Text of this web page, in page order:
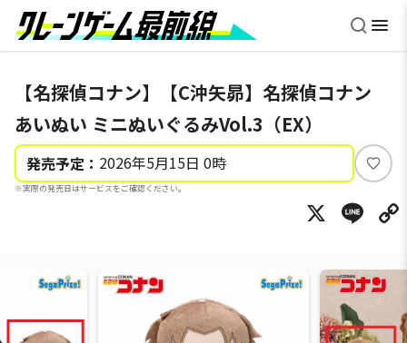
【名探偵コナン】【C沖矢昴】名探偵コナン
あいぬい ミニぬいぐるみVol.3（EX）
発売予定： 2026年5月15日 0時
※実際の発売日はサービスをご確認ください。
い
ね
X